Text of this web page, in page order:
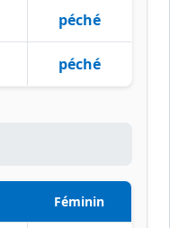
péché
péché
Féminin